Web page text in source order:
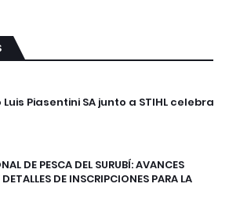
Piasentini SA junto a STIHL celebra
DE PESCA DEL SURUBÍ: AVANCES
DE INSCRIPCIONES PARA LA